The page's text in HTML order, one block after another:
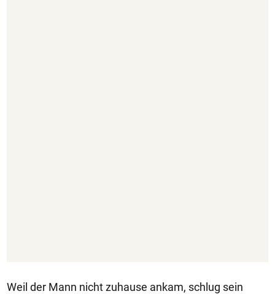
Weil der Mann nicht zuhause ankam, schlug sein